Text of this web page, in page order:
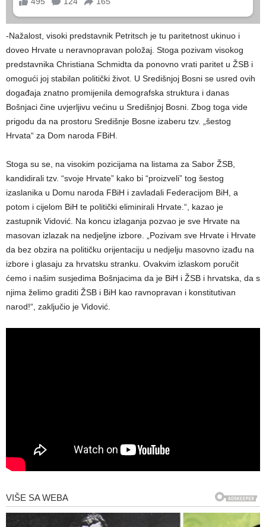
-Nažalost, visoki predstavnik Petritsch je tu paritetnost ukinuo i
doveo Hrvate u neravnopravan položaj. Stoga pozivam visokog
predstavnika Christiana Schmidta da ponovno vrati paritet u ŽSB i
omogući joj stabilan politički život. U Središnjoj Bosni se usred ovih
događaja znatno promijenila demografska struktura i danas
Bošnjaci čine uvjerljivu većinu u Središnjoj Bosni. Zbog toga vide
prigodu da na prostoru Središnje Bosne izaberu tzv. „šestog
Hrvata“ za Dom naroda FBiH.
Stoga su se, na visokim pozicijama na listama za Sabor ŽSB,
kandidirali tzv. “svoje Hrvate” kako bi “proizveli” tog šestog
izaslanika u Domu naroda FBiH i zavladali Federacijom BiH, a
potom i cijelom BiH te politički eliminirali Hrvate.“, kazao je
zastupnik Vidović. Na koncu izlaganja pozvao je sve Hrvate na
masovan izlazak na nedjeljne izbore. „Pozivam sve Hrvate i Hrvate
da bez obzira na političku orijentaciju u nedjelju masovno izađu na
izbore i glasaju za hrvatsku stranku. Ovakvim izlaskom poručit
ćemo i našim susjedima Bošnjacima da je BiH i ŽSB i hrvatska, da s
njima želimo graditi ŽSB i BiH kao ravnopravan i konstitutivan
narod!“, zaključio je Vidović.